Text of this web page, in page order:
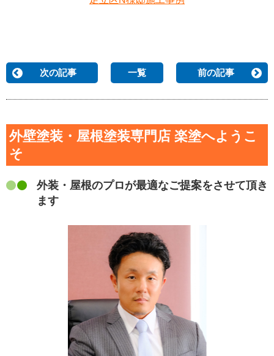
次の記事 一覧 前の記事
外壁塗装・屋根塗装専門店 楽塗へようこ
そ
外装・屋根のプロが最適なご提案をさせて頂き
ます